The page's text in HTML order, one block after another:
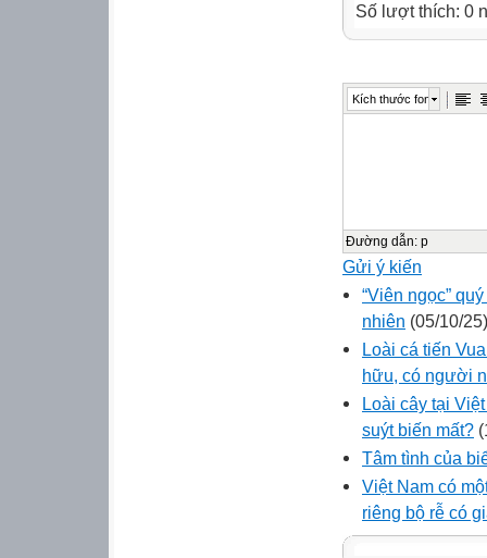
Số lượt thích: 0
Kích thước font
Đường dẫn: p
Gửi ý kiến
“Viên ngọc”
nhiên (05/10/25)
Loài cá tiến
hữu, có người
Loài cây tại
suýt biến mất?
Tâm tình của
Việt Nam có
riêng bộ rễ có